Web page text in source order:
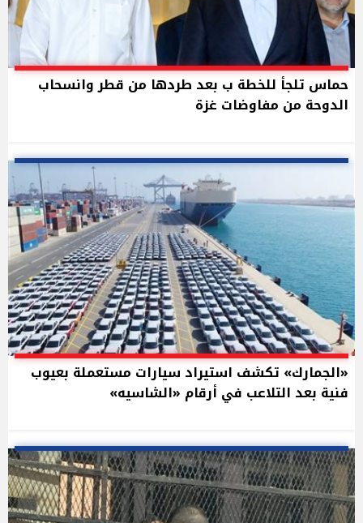
حماس تلجأ للخطة ب بعد طردها من قطر وانسحاب
الدوحة من مفاوضات غزة
«الجمارك» تكشف استيراد سيارات مستعملة بعيوب
فنية بعد التلاعب في أرقام «الشاسيه»